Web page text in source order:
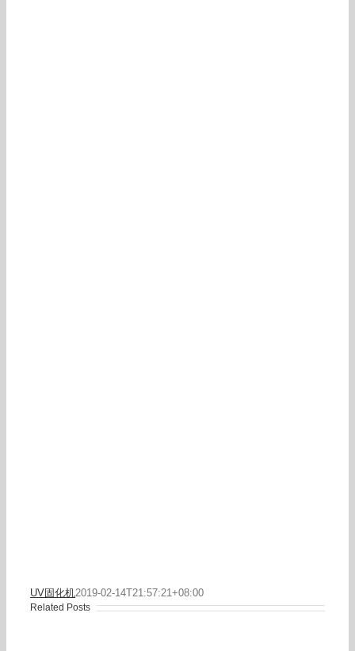
UV固化机2019-02-14T21:57:21+08:00
Related Posts